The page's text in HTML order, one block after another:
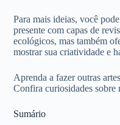
Para mais ideias, você
presente com capas de
ecológicos, mas também
mostrar sua criatividade e
Aprenda a fazer outras
Confira curiosidades
Sumário